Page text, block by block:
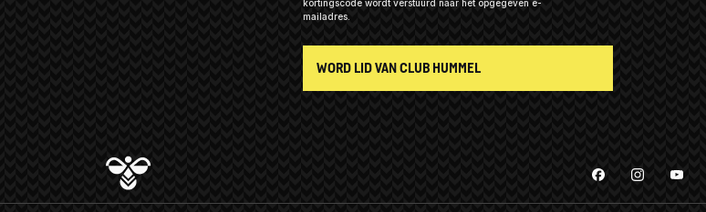
kortingscode wordt verstuurd naar het opgegeven e-
mailadres.
WORD LID VAN CLUB HUMMEL